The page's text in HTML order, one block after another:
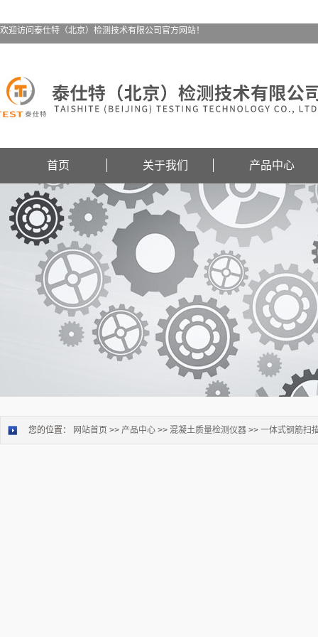
欢迎访问泰仕特（北京）检测技术有限公司官方网站！
首页 关于我们 产品中心
您的位置： 网站首页 >> 产品中心 >> 混凝土质量检测仪器 >> 一体式钢筋扫